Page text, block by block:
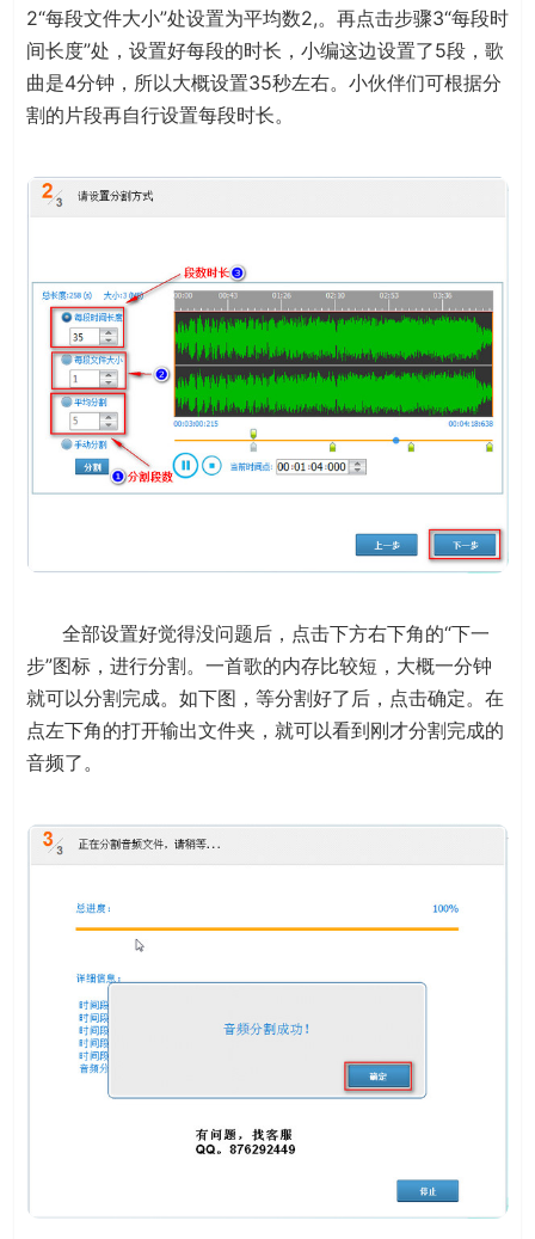
2“每段文件大小”处设置为平均数2,。再点击步骤3“每段时
间长度”处，设置好每段的时长，小编这边设置了5段，歌
曲是4分钟，所以大概设置35秒左右。小伙伴们可根据分
割的片段再自行设置每段时长。
全部设置好觉得没问题后，点击下方右下角的“下一
步”图标，进行分割。一首歌的内存比较短，大概一分钟
就可以分割完成。如下图，等分割好了后，点击确定。在
点左下角的打开输出文件夹，就可以看到刚才分割完成的
音频了。